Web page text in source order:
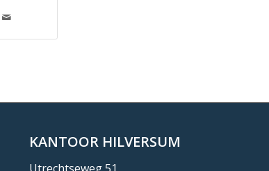
KANTOOR HILVERSUM
Utrechtseweg 51